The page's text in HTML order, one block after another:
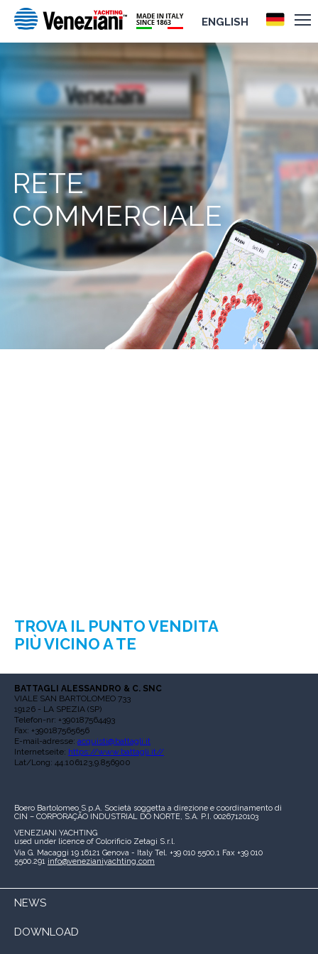
ENGLISH
RETE
COMMERCIALE
TROVA IL PUNTO VENDITA
PIÙ VICINO A TE
BATTAGLI ALESSANDRO & C. SNC
VIALE SAN BARTOLOMEO 733
19126 - LA SPEZIA (SP)
Telefon-nr: +390187564493
Fax: +390187565656
E-mail-adresse: acquisti@battagli.it
Internetseite: https://www.battagli.it//
Lat/Long: 44.106123,9.856900
Boero Bartolomeo S.p.A. Società soggetta a direzione e coordinamento di
CIN – CORPORAÇÃO INDUSTRIAL DO NORTE, S.A. P.I. 00267120103
VENEZIANI YACHTING
used under licence of Colorificio Zetagi S.r.l.
Via G. Macaggi 19 16121 Genova - Italy Tel. +39 010 5500.1 Fax +39 010
5500.291 info@venezianiyachting.com
NEWS
DOWNLOAD